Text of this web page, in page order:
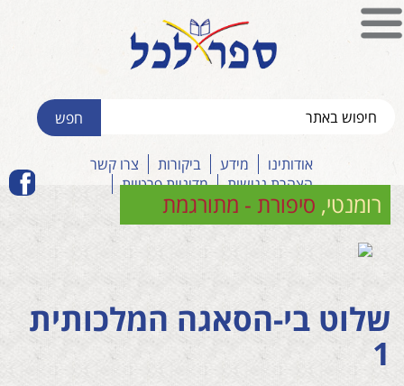
אודותינו מידע ביקורות
צרו קשר
הצהרת נגישות
מדיניות פרטיות
רומנטי, סיפורת - מתורגמת
שלוט בי-הסאגה המלכותית
1